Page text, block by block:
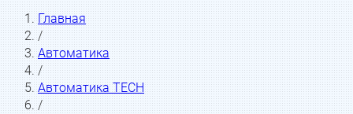
Главная
/
Автоматика
/
Автоматика TECH
/